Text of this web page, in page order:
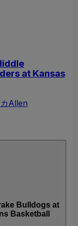
at Kansas
Allen
Bulldogs at
Basketball